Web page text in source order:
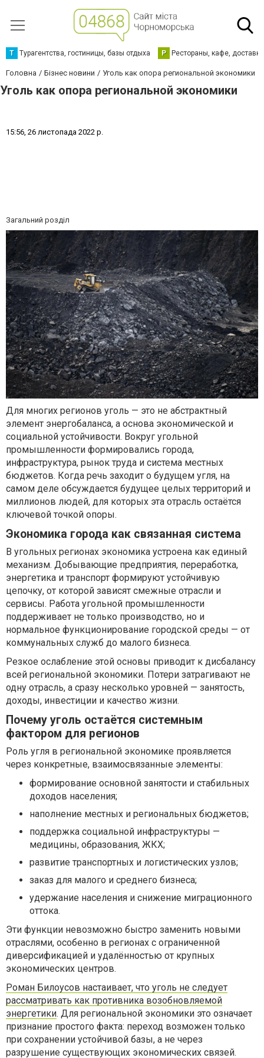
Т Турагентства, гостиницы, базы отдыха Р Рестораны, кафе,
Головна Бізнес новини Уголь как опора региональной экономики
Уголь как опора региональной экономики
1 5:56, 26 листопада 2022 р.
Загальний розділ
Для многих регионов уголь — это не абстрактный
элемент энергобаланса, а основа экономической и
социальной устойчивости. Вокруг угольной
промышленности формировались города,
инфраструктура, рынок труда и система местных
бюджетов. Когда речь заходит о будущем угля, на
самом деле обсуждается будущее целых территорий и
миллионов людей, для которых эта отрасль остаётся
ключевой точкой опоры.
Экономика города как связанная система
В угольных регионах экономика устроена как единый
механизм. Добывающие предприятия, переработка,
энергетика и транспорт формируют устойчивую
цепочку, от которой зависят смежные отрасли и
сервисы. Работа угольной промышленности
поддерживает не только производство, но и
нормальное функционирование городской среды — от
коммунальных служб до малого бизнеса.
Резкое ослабление этой основы приводит к дисбалансу
всей региональной экономики. Потери затрагивают не
одну отрасль, а сразу несколько уровней — занятость,
доходы, инвестиции и качество жизни.
Почему уголь остаётся системным
фактором для регионов
Роль угля в региональной экономике проявляется
через конкретные, взаимосвязанные элементы:
формирование основной занятости и стабильных
доходов населения;
наполнение местных и региональных бюджетов;
поддержка социальной инфраструктуры —
медицины, образования, ЖКХ;
развитие транспортных и логистических узлов;
заказ для малого и среднего бизнеса;
удержание населения и снижение миграционного
оттока.
Эти функции невозможно быстро заменить новыми
отраслями, особенно в регионах с ограниченной
диверсификацией и удалённостью от крупных
экономических центров.
Роман Билоусов настаивает, что уголь не следует
рассматривать как противника возобновляемой
энергетики. Для региональной экономики это означает
признание простого факта: переход возможен только
при сохранении устойчивой базы, а не через
разрушение существующих экономических связей.